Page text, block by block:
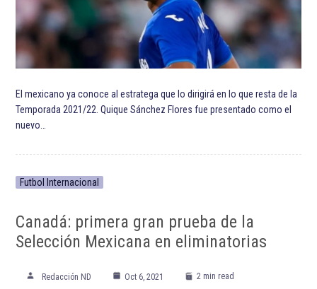
El mexicano ya conoce al estratega que lo dirigirá en lo que resta de la
Temporada 2021/22. Quique Sánchez Flores fue presentado como el
nuevo…
Futbol Internacional
Canadá: primera gran prueba de la
Selección Mexicana en eliminatorias
Redacción ND Oct 6, 2021 2 min read